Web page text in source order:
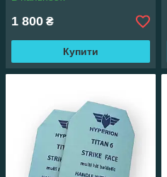
1 800 ₴
Купити